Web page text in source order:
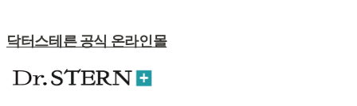
닥터스테른 공식 온라인몰